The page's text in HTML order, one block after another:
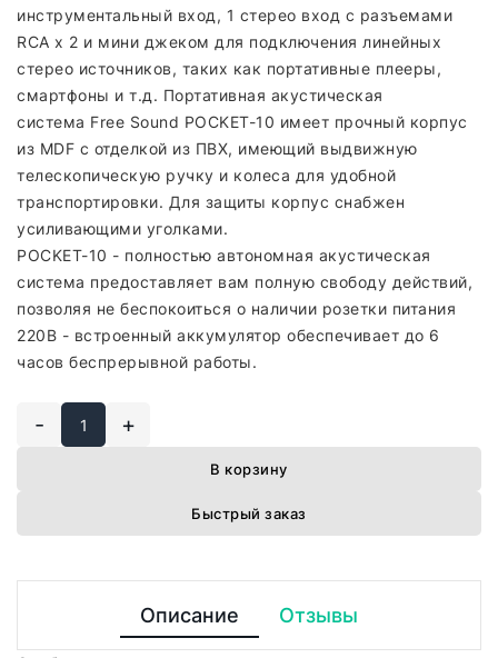
инструментальный вход, 1 стерео вход с разъемами
RCA x 2 и мини джеком для подключения линейных
стерео источников, таких как портативные плееры,
смартфоны и т.д. Портативная акустическая
система Free Sound POCKET-10 имеет прочный корпус
из MDF с отделкой из ПВХ, имеющий выдвижную
телескопическую ручку и колеса для удобной
транспортировки. Для защиты корпус снабжен
усиливающими уголками.
POCKET-10 - полностью автономная акустическая
система предоставляет вам полную свободу действий,
позволяя не беспокоиться о наличии розетки питания
220В - встроенный аккумулятор обеспечивает до 6
часов беспрерывной работы.
- +
В корзину
Быстрый заказ
Описание Отзывы